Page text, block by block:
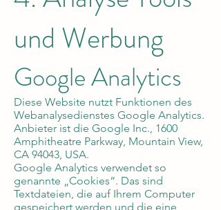
und Werbung
Google Analytics
Diese Website nutzt Funktionen des
Webanalysedienstes Google Analytics.
Anbieter ist die Google Inc., 1600
Amphitheatre Parkway, Mountain View,
CA 94043, USA.
Google Analytics verwendet so
genannte „Cookies“. Das sind
Textdateien, die auf Ihrem Computer
gespeichert werden und die eine